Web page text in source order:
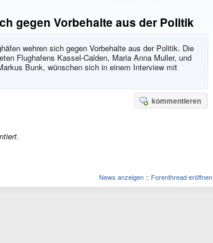
gegen Vorbehalte aus der Politik
wehren sich gegen Vorbehalte aus der Politik. Die
Flughafens Kassel-Calden, Maria Anna Muller, und
Bunk, wünschen sich in einem Interview mit
kommentieren
News anzeigen :: Forenthread eröffnen